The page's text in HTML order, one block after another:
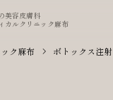
美容皮膚科
カルクリニック麻布
ク麻布 ボトックス注射